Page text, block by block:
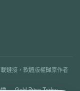
鏈接，軟體版權歸原作者